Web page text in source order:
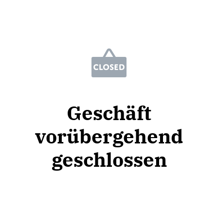
Geschäft
vorübergehend
geschlossen